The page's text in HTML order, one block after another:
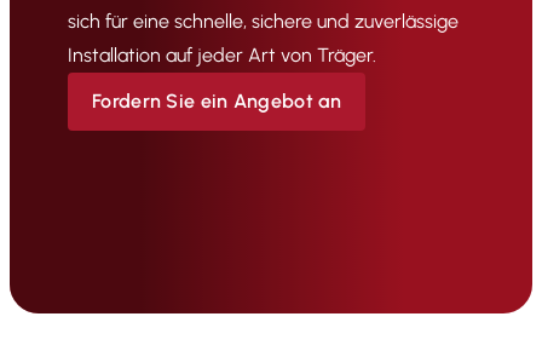
sich für eine schnelle, sichere und zuverlässige
Installation auf jeder Art von Träger.
Fordern Sie ein Angebot an